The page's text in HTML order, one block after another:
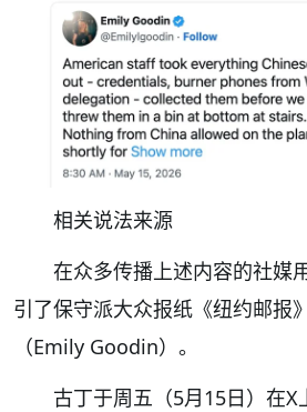
相关说法来源
在众多传播上述内容的社媒
引了保守派大众报纸《纽约邮报
（Emily Goodin）。
古丁于周五（5月15日）在X